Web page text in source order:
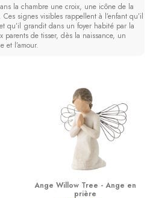
(1 avis)
la chambre une croix, une icône de la
signes visibles rappellent à l’enfant qu’il
qu’il grandit dans un foyer habité par la
parents de tisser, dès la naissance, un
et l’amour.
Ange Willow Tree - Ange en
prière